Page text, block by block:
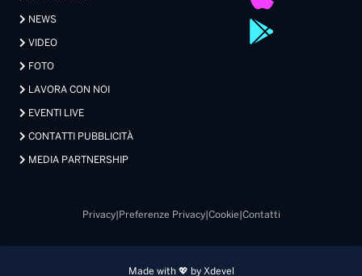
NEWS
VIDEO
FOTO
LAVORA CON NOI
EVENTI LIVE
CONTATTI PUBBLICITÀ
MEDIA PARTNERSHIP
Privacy| Preferenze Privacy| Cookie Contatti
Made with 💖 by Xdevel